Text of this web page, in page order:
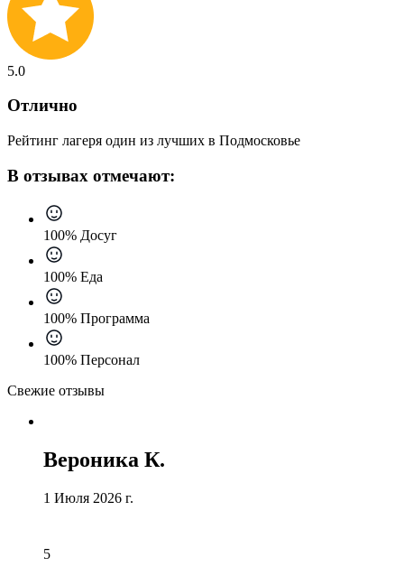
5.0
Отлично
Рейтинг лагеря один из лучших в Подмосковье
В отзывах отмечают:
100% Досуг
100% Еда
100% Программа
100% Персонал
Свежие отзывы
Вероника К.
1 Июля 2026 г.
5